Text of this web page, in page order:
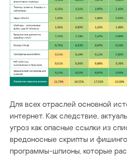
Для всех отраслей основной
интернет. Как следствие,
угроз как опасные ссылки из
вредоносные скрипты и
программы-шпионы, которые